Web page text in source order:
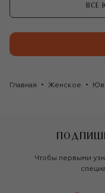
ВСЕ
Главная Женское
Чтобы первыми